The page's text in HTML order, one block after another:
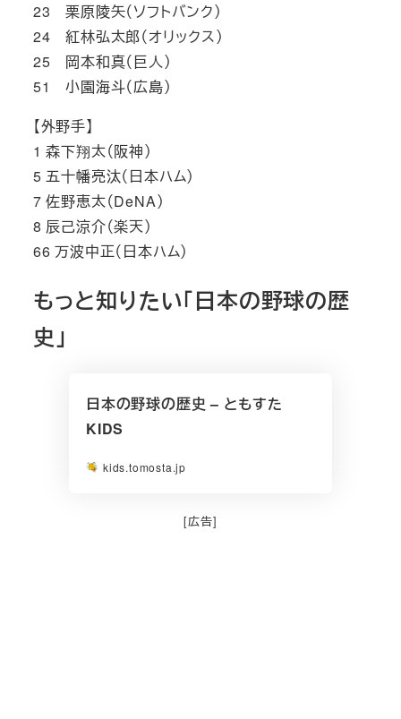
23 栗原陵矢（ソフトバンク）
24 紅林弘太郎（オリックス）
25 岡本和真（巨人）
51 小園海斗（広島）
【外野手】
1 森下翔太（阪神）
5 五十幡亮汰（日本ハム）
7 佐野恵太（DeNA）
8 辰己涼介（楽天）
66 万波中正（日本ハム）
もっと知りたい「日本の野球の歴
史」
日本の野球の歴史 – ともすた
KIDS
kids.tomosta.jp
[広告]